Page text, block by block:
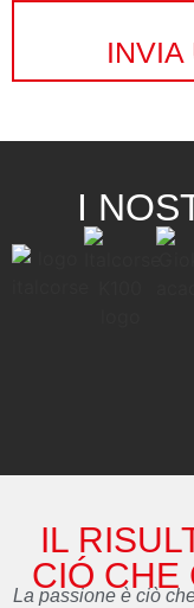
INVIA
I
IL
CIÓ CHE
La passione è ciò